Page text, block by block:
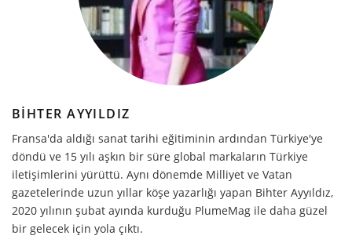
BIHTER AYYILDIZ
Fransa'da aldığı sanat tarihi eğitiminin ardından Türkiye'ye
döndü ve 15 yılı aşkın bir süre global markaların Türkiye
iletişimlerini yürüttü. Aynı dönemde Milliyet ve Vatan
gazetelerinde uzun yıllar köşe yazarlığı yapan Bihter Ayyıldız,
2020 yılının şubat ayında kurduğu PlumeMag ile daha güzel
bir gelecek için yola çıktı.